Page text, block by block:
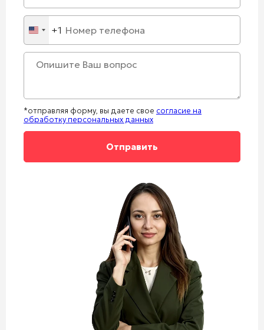
United
States
+1
+1
*отправляя форму, вы даете свое согласие на
обработку персональных данных